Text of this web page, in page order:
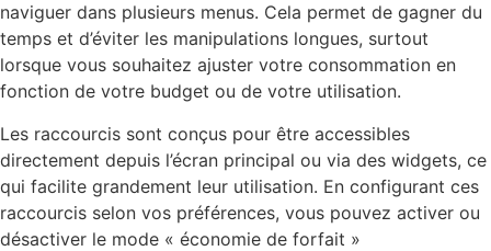
naviguer dans plusieurs menus. Cela permet de gagner du
temps et d’éviter les manipulations longues, surtout
lorsque vous souhaitez ajuster votre consommation en
fonction de votre budget ou de votre utilisation.
Les raccourcis sont conçus pour être accessibles
directement depuis l’écran principal ou via des widgets, ce
qui facilite grandement leur utilisation. En configurant ces
raccourcis selon vos préférences, vous pouvez activer ou
désactiver le mode « économie de forfait »